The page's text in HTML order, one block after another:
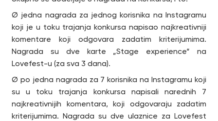
Ø jedna nagrada za jednog korisnika na Instagramu
koji je u toku trajanja konkursa napisao najkreativniji
komentare koji odgovara zadatim kriterijumima.
Nagrada su dve karte „Stage experience“ na
Lovefest-u (za sva 3 dana).
Ø po jedna nagrada za 7 korisnika na Instagramu koji
su u toku trajanja konkursa napisali narednih 7
najkreativnijih komentara, koji odgovaraju zadatim
kriterijumima. Nagrada su dve ulaznice za Lovefest